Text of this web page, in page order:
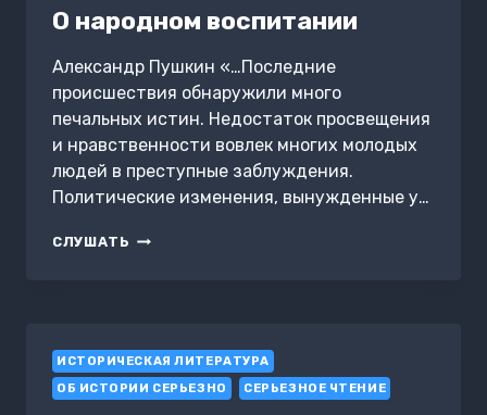
О народном воспитании
Александр Пушкин «…Последние
происшествия обнаружили много
печальных истин. Недостаток просвещения
и нравственности вовлек многих молодых
людей в преступные заблуждения.
Политические изменения, вынужденные у…
СЛУШАТЬ О
ИСТОРИЧЕСКАЯ ЛИТЕРАТУРА
ОБ ИСТОРИИ СЕРЬЕЗНО
СЕРЬЕЗНОЕ ЧТЕНИЕ